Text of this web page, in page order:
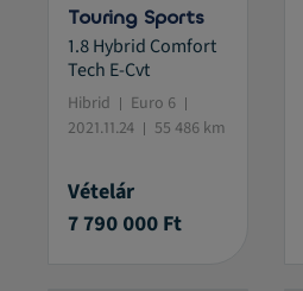
Touring Sports
1.8 Hybrid Comfort
Tech E-Cvt
Hibrid
Euro 6
2021.11.24
55 486 km
Vételár
7 790 000 Ft